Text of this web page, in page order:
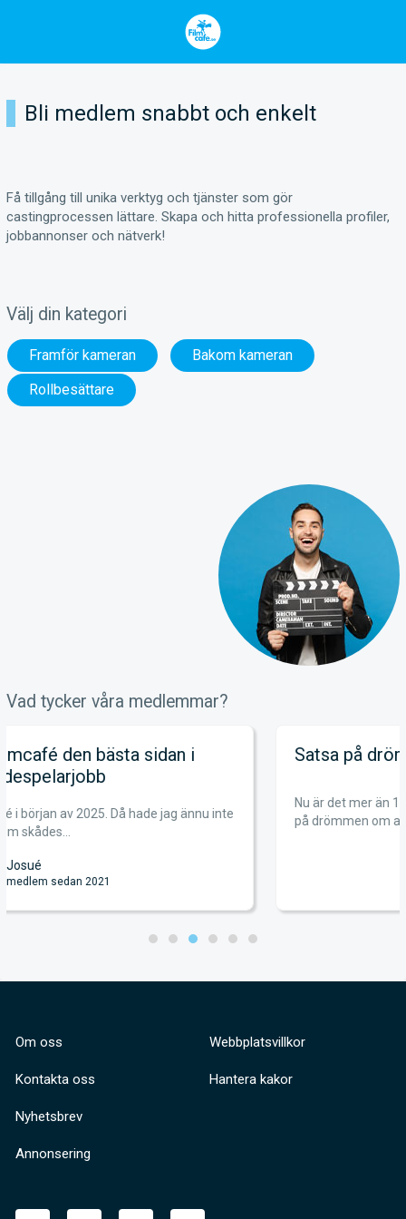
Bli medlem snabbt och enkelt
Få tillgång till unika verktyg och tjänster som gör
castingprocessen lättare. Skapa och hitta professionella profiler,
jobbannonser och nätverk!
Välj din kategori
Framför kameran
Bakom kameran
Rollbesättare
Vad tycker våra medlemmar?
i
ännu inte
Satsa på drömmen
Nu är det mer än 12 år sedan jag bestämde
på drömmen om att bli skådespela...
Om oss
Kontakta oss
Nyhetsbrev
Annonsering
Webbplatsvillkor
Hantera kakor